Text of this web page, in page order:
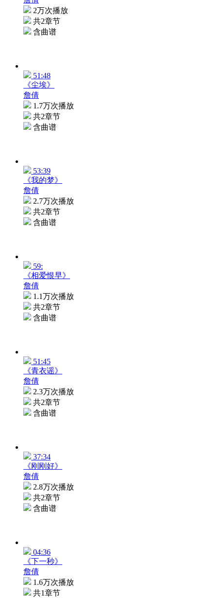
2万次播放
共2章节
含曲谱
51:48
《尘埃》
詹倩
1.7万次播放
共2章节
含曲谱
53:39
《我的梦》
詹倩
2.7万次播放
共2章节
含曲谱
59:
《相爱恨早》
詹倩
1.1万次播放
共2章节
含曲谱
51:45
《青衣谣》
詹倩
2.3万次播放
共2章节
含曲谱
37:34
《刚刚好》
詹倩
2.8万次播放
共2章节
含曲谱
04:36
《下一秒》
詹倩
1.6万次播放
共1章节